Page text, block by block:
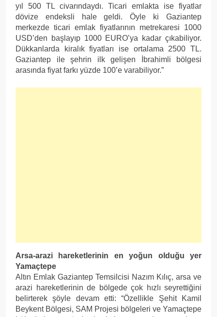
yıl 500 TL civarındaydı. Ticari emlakta ise fiyatlar
dövize endeksli hale geldi. Öyle ki Gaziantep
merkezde ticari emlak fiyatlarının metrekaresi 1000
USD’den başlayıp 1000 EURO’ya kadar çıkabiliyor.
Dükkanlarda kiralık fiyatları ise ortalama 2500 TL.
Gaziantep ile şehrin ilk gelişen İbrahimli bölgesi
arasında fiyat farkı yüzde 100’e varabiliyor.”
Arsa-arazi hareketlerinin en yoğun olduğu yer
Yamaçtepe
Altın Emlak Gaziantep Temsilcisi Nazım Kılıç, arsa ve
arazi hareketlerinin de bölgede çok hızlı seyrettiğini
belirterek şöyle devam etti: “Özellikle Şehit Kamil
Beykent Bölgesi, SAM Projesi bölgeleri ve Yamaçtepe